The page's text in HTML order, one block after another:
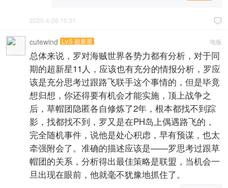

2020-4-26 10:31
地板
cutewind Lv.5 超新星
总体来说，罗对海贼世界各势力都有分析，对于同
期的超新星11人，应该也有充分的情报分析，罗应
该是充分思考过跟路飞联手这个事情的，但是毕竟
想归想，你还得要有机会才能实施，顶上战争之
后，草帽团隐匿各自修炼了2年，根本都找不到踪
影，找都找不到，罗又是在PH岛上偶遇路飞的，
完全随机事件，说他是处心积虑，早有预谋，也太
牵强附会了。准确的描述应该是——罗思考过跟草
帽团的关系，分析得出最佳策略是联盟，当机会一
旦出现在眼前，他就毫不犹豫地抓住了。